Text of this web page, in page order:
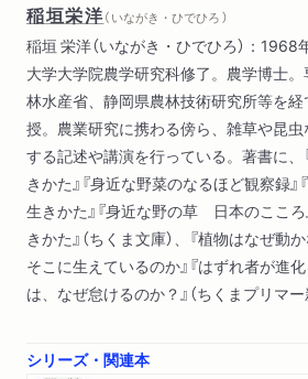
稲垣栄洋（ いながき・ひでひろ ）
稲垣 栄洋（いながき・ひでひろ）：
大学大学院農学研究科修了。農学博士
林水産省、静岡県農林技術研究所等を
授。農業研究に携わる傍ら、雑草や昆
する記述や講演を行っている。著書に、
きかた』『身近な野菜のなるほど観察録
生きかた』『身近な野の草 日本のこころ
きかた』（ちくま文庫）、『植物はなぜ動
そこに生えているのか』『はずれ者が進化
は、なぜ怠けるのか？』（ちくまプリマー
シリーズ・関連本